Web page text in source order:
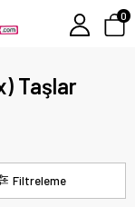
0
Taşlar
Filtreleme